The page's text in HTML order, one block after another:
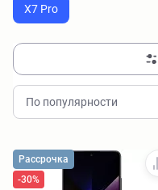
X7 Pro
По популярности
Рассрочка
-30%